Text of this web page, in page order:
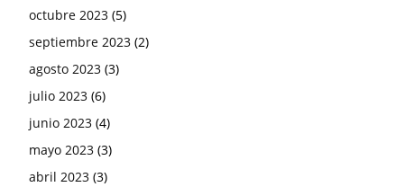
octubre 2023 (5)
septiembre 2023 (2)
agosto 2023 (3)
julio 2023 (6)
junio 2023 (4)
mayo 2023 (3)
abril 2023 (3)